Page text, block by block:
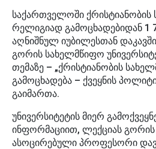
საქართველოში ქრისტიანობის
რელიგიად გამოცხადებიდან 1
აღნიშნულ იუბილესთან
გორის სახელმწიფო
თემაზე – „ქრისტიანობის
გამოცხადება – ქვეყნის
გაიმართა.
უნივერსიტეტის მიერ
ინფორმაციით, ლექციას გორის
ასოცირებული პროფესორი